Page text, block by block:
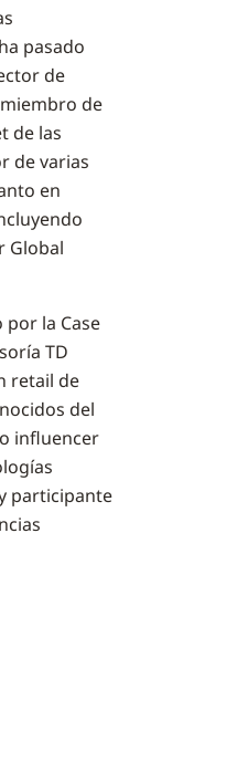
pasado
de
de
de las
de varias
en
Global
por la Case
TD
retail de
del
influencer
participante